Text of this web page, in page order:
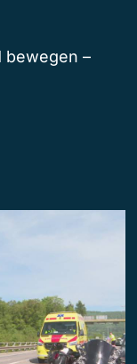
bewegen –